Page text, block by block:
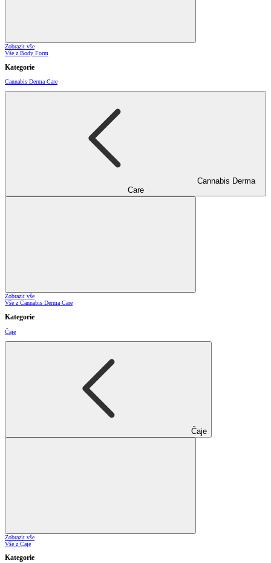
Zobrazit vše
Vše z Body Form
Kategorie
Cannabis Derma Care
Cannabis Derma
Care
Zobrazit vše
Vše z Cannabis Derma Care
Kategorie
Čaje
Čaje
Zobrazit vše
Vše z Čaje
Kategorie